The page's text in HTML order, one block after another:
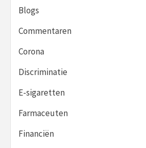
Blogs
Commentaren
Corona
Discriminatie
E-sigaretten
Farmaceuten
Financiën